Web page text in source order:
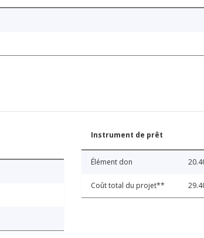
Instrument de prêt
Élément don
Coût total du projet**